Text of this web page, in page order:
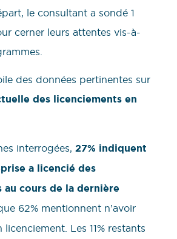
le consultant a sondé 1
cerner leurs attentes vis-à-
des données pertinentes sur
des licenciements en
interrogées, 27% indiquent
a licencié des
cours de la dernière
62% mentionnent n’avoir
Les 11% restants